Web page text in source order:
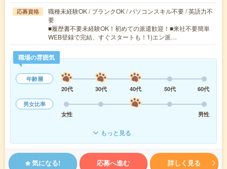
応募資格
職種未経験OK / ブランクOK / パソコンスキル不要 / 英語力不
要
■履歴書不要未経験OK！初めての派遣歓迎！■来社不要簡単
WEB登録で完結、すぐスタートも！1)エン派…
職場の雰囲気
年齢層
20代
30代 40代 50代
60代
男女比率
女性
男性
もっと見る
気になる! 応募へ進む 詳しく見る